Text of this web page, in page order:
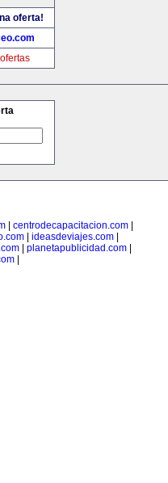
oferta!
centrodecapacitacion.com
| ideasdeviajes.com|
| planetapublicidad.com|